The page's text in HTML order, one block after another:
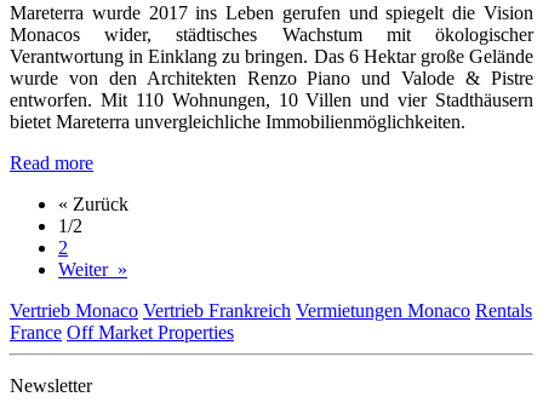
Mareterra wurde 2017 ins Leben gerufen und spiegelt die Vision
Monacos wider, städtisches Wachstum mit ökologischer
Verantwortung in Einklang zu bringen. Das 6 Hektar große Gelände
wurde von den Architekten Renzo Piano und Valode & Pistre
entworfen. Mit 110 Wohnungen, 10 Villen und vier Stadthäusern
bietet Mareterra unvergleichliche Immobilienmöglichkeiten.
Read more
« Zurück
1/2
2
Weiter »
Vertrieb Monaco Vertrieb Frankreich Vermietungen Monaco Rentals
France Off Market Properties
Newsletter